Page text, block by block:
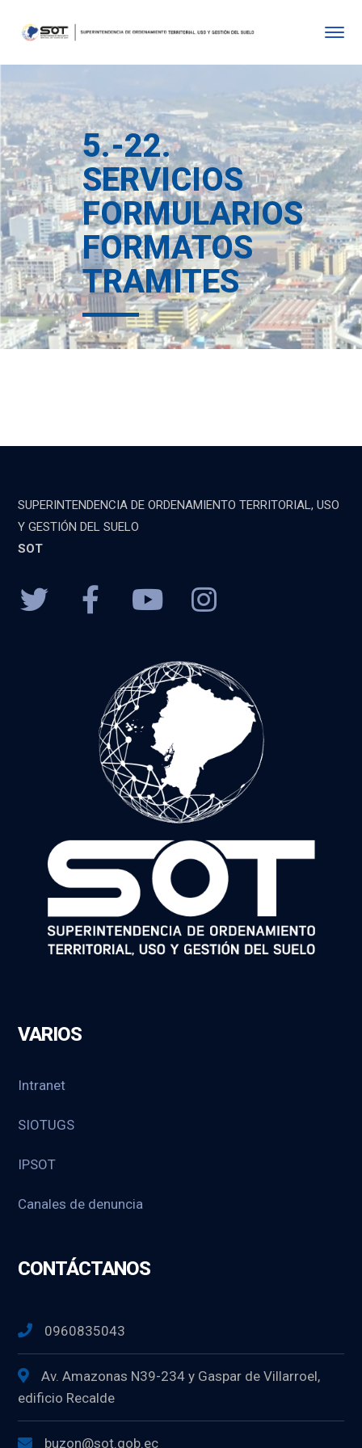
5.-22.
SERVICIOS
FORMULARIOS
FORMATOS
TRAMITES
SUPERINTENDENCIA DE ORDENAMIENTO TERRITORIAL, USO
Y GESTIÓN DEL SUELO
SOT
VARIOS
Intranet
SIOTUGS
IPSOT
Canales de denuncia
CONTÁCTANOS
0960835043
Av. Amazonas N39-234 y Gaspar de Villarroel,
edificio Recalde
buzon@sot.gob.ec